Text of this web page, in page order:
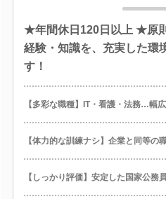
★年間休日120日以上 ★原
経験・知識を、充実した環
す！
【多彩な職種】IT・看護・法務…幅
【体力的な訓練ナシ】企業と同等の
【しっかり評価】安定した国家公務